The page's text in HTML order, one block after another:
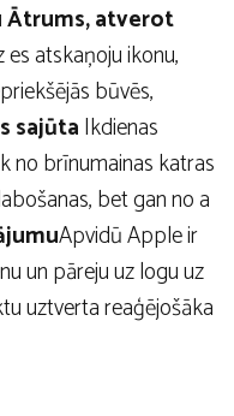
Ātrums, atverot
es atskaņoju ikonu,
būvēs,
sajūtaIkdienas
no brīnumainas katras
bet gan no a
Apvidū Apple ir
un pāreju uz logu uz
uztverta reaģējošāka